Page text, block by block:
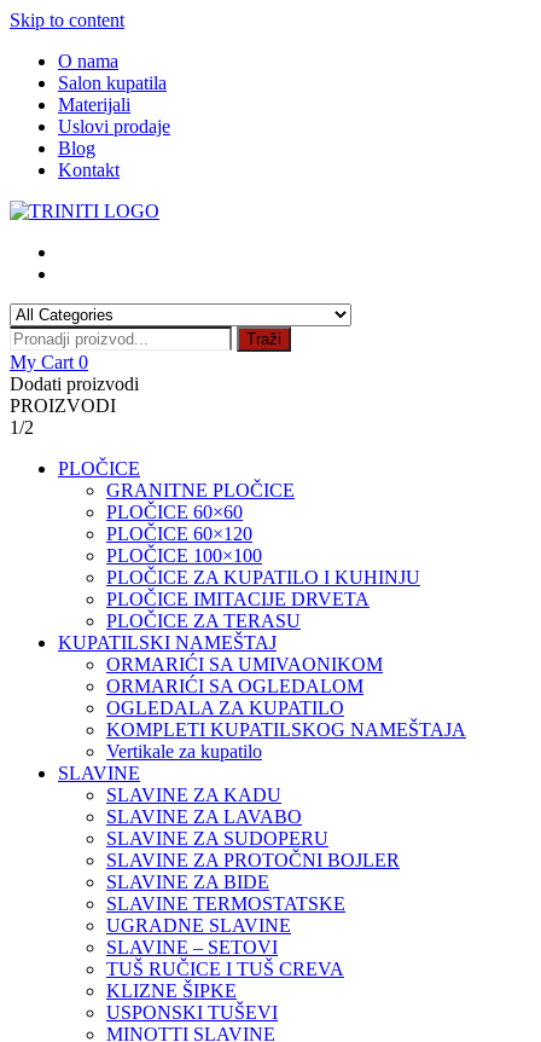
Skip to content
O nama
Salon kupatila
Materijali
Uslovi prodaje
Blog
Kontakt
Traži
My Cart 0
Dodati proizvodi
PROIZVODI
1/2
PLOČICE
GRANITNE PLOČICE
PLOČICE 60×60
PLOČICE 60×120
PLOČICE 100×100
PLOČICE ZA KUPATILO I KUHINJU
PLOČICE IMITACIJE DRVETA
PLOČICE ZA TERASU
KUPATILSKI NAMEŠTAJ
ORMARIĆI SA UMIVAONIKOM
ORMARIĆI SA OGLEDALOM
OGLEDALA ZA KUPATILO
KOMPLETI KUPATILSKOG NAMEŠTAJA
Vertikale za kupatilo
SLAVINE
SLAVINE ZA KADU
SLAVINE ZA LAVABO
SLAVINE ZA SUDOPERU
SLAVINE ZA PROTOČNI BOJLER
SLAVINE ZA BIDE
SLAVINE TERMOSTATSKE
UGRADNE SLAVINE
SLAVINE – SETOVI
TUŠ RUČICE I TUŠ CREVA
KLIZNE ŠIPKE
USPONSKI TUŠEVI
MINOTTI SLAVINE